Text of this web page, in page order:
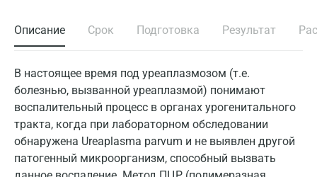
Описание Срок Подготовка Результат
В настоящее время под уреаплазмозом (т.е.
болезнью, вызванной уреаплазмой) понимают
воспалительный процесс в органах урогенитального
тракта, когда при лабораторном обследовании
обнаружена Ureaplasma parvum и не выявлен другой
патогенный микроорганизм, способный вызвать